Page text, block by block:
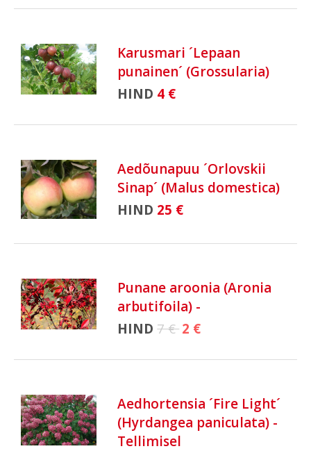
Karusmari ´Lepaan
punainen´ (Grossularia)
HIND 4 €
Aedõunapuu ´Orlovskii
Sinap´ (Malus domestica)
HIND 25 €
Punane aroonia (Aronia
arbutifoila) -
HIND 7 €2 €
Aedhortensia ´Fire Light´
(Hyrdangea paniculata) -
Tellimisel